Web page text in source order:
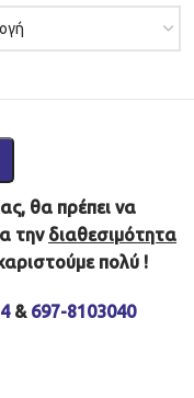
θα πρέπει να
την διαθεσιμότητα
πολύ !
& 697-8103040